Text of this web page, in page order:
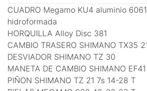
CUADRO Megamo KU4 aluminio
hidroformada
HORQUILLA Alloy Disc 381
CAMBIO TRASERO SHIMANO TX35
DESVIADOR SHIMANO TZ 30
MANETA DE CAMBIO SHIMANO EF41
PIÑON SHIMANO TZ 21 7s 14-28 T